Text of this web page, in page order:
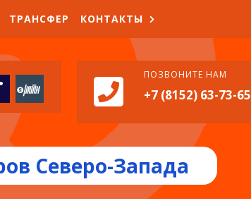
ТРАНСФЕР КОНТАКТЫ
ПОЗВОНИТЕ НАМ
+7 (8152) 63-73-65
Северо-Запада